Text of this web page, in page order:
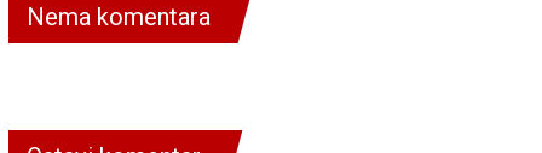
Nema komentara